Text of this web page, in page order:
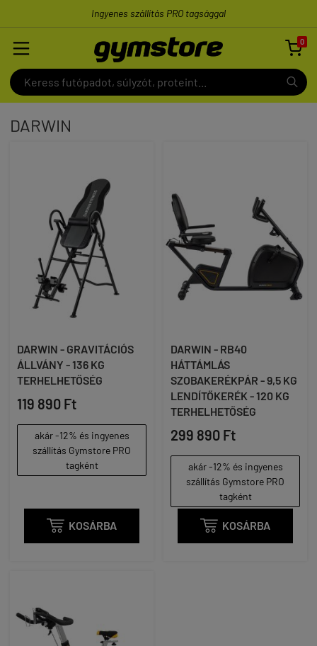
Ingyenes szállítás PRO tagsággal
0

DARWIN
DARWIN - GRAVITÁCIÓS
ÁLLVÁNY - 136 KG
TERHELHETŐSÉG
119 890 Ft
akár -12% és ingyenes
szállítás Gymstore PRO
tagként
 KOSÁRBA
DARWIN - RB40
HÁTTÁMLÁS
SZOBAKERÉKPÁR - 9,5 KG
LENDÍTŐKERÉK - 120 KG
TERHELHETŐSÉG
299 890 Ft
akár -12% és ingyenes
szállítás Gymstore PRO
tagként
 KOSÁRBA